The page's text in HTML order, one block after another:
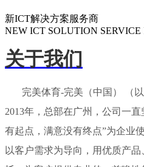
新ICT解决方案服务商
NEW ICT SOLUTION SERVICE
关于我们
完美体育-完美（中国） （以
2013年，总部在广州，公司一
有起点，满意没有终点”为企业
以客户需求为导向，用优质产